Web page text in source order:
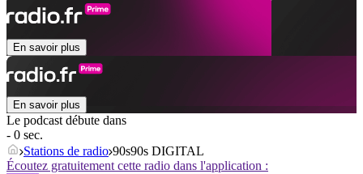
En savoir plus
En savoir plus
Le podcast débute dans
- 0 sec.
Stations de radio 90s90s DIGITAL
Écoutez gratuitement cette radio dans l'application :